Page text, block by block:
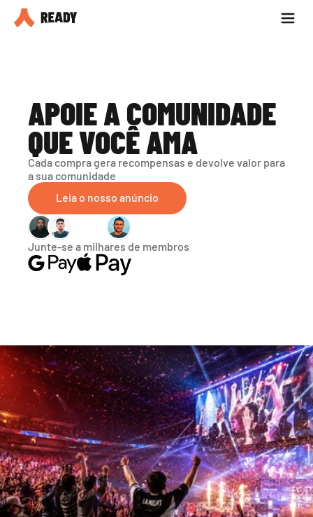
Seja parceiro
APOIE A COMUNIDADE
QUE VOCÊ AMA
Cada compra gera recompensas e devolve valor para
a sua comunidade
Leia o nosso anúncio
Junte-se a milhares de membros